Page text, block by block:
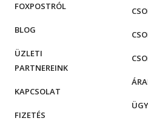
FOXPOSTRÓL
BLOG
ÜZLETI
PARTNEREINK
KAPCSOLAT
FIZETÉS